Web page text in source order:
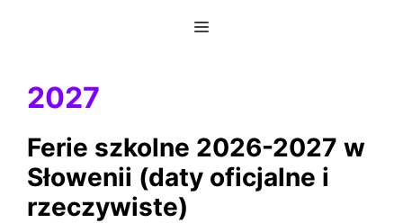
Menu
2027
Ferie szkolne 2026-2027 w
Słowenii (daty oficjalne i
rzeczywiste)